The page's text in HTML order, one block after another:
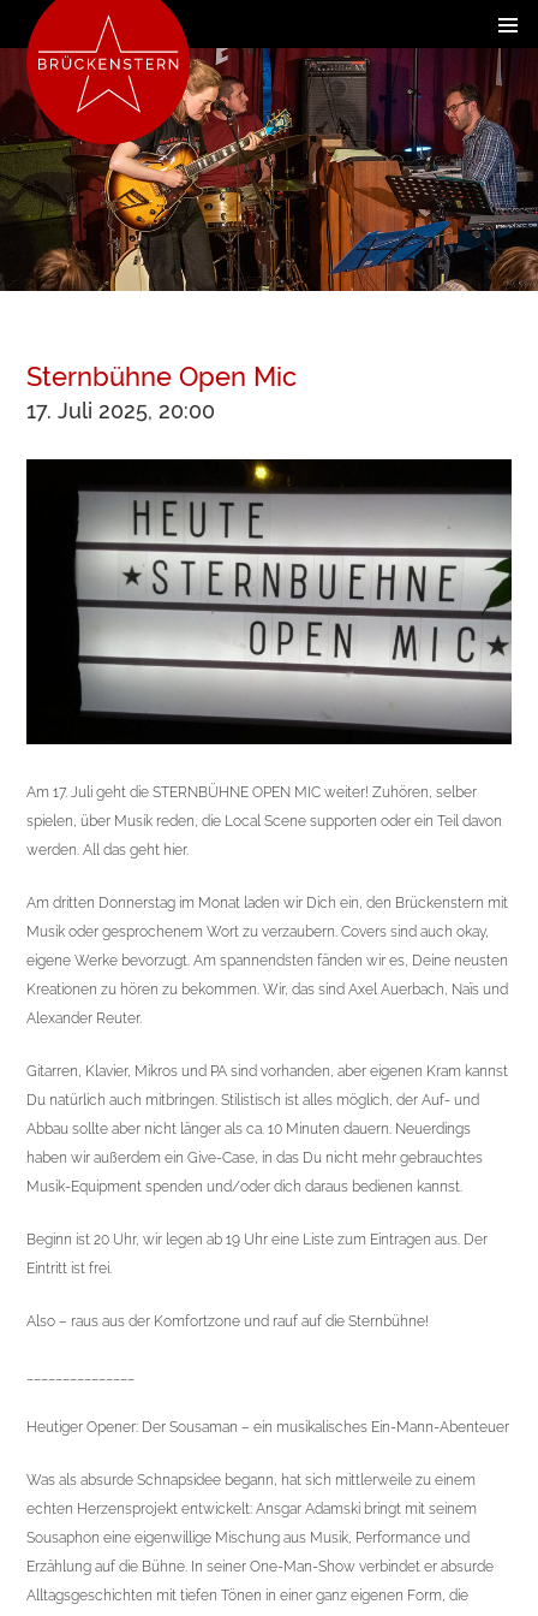
Sternbühne Open Mic
17. Juli 2025, 20:00
Am 17. Juli geht die STERNBÜHNE OPEN MIC weiter! Zuhören, selber
spielen, über Musik reden, die Local Scene supporten oder ein Teil davon
werden. All das geht hier.
Am dritten Donnerstag im Monat laden wir Dich ein, den Brückenstern mit
Musik oder gesprochenem Wort zu verzaubern. Covers sind auch okay,
eigene Werke bevorzugt. Am spannendsten fänden wir es, Deine neusten
Kreationen zu hören zu bekommen. Wir, das sind Axel Auerbach, Naïs und
Alexander Reuter.
Gitarren, Klavier, Mikros und PA sind vorhanden, aber eigenen Kram kannst
Du natürlich auch mitbringen. Stilistisch ist alles möglich, der Auf- und
Abbau sollte aber nicht länger als ca. 10 Minuten dauern. Neuerdings
haben wir außerdem ein Give-Case, in das Du nicht mehr gebrauchtes
Musik-Equipment spenden und/oder dich daraus bedienen kannst.
Beginn ist 20 Uhr, wir legen ab 19 Uhr eine Liste zum Eintragen aus. Der
Eintritt ist frei.
Also – raus aus der Komfortzone und rauf auf die Sternbühne!
Heutiger Opener: Der Sousaman – ein musikalisches Ein-Mann-Abenteuer
Was als absurde Schnapsidee begann, hat sich mittlerweile zu einem
echten Herzensprojekt entwickelt: Ansgar Adamski bringt mit seinem
Sousaphon eine eigenwillige Mischung aus Musik, Performance und
Erzählung auf die Bühne. In seiner One-Man-Show verbindet er absurde
Alltagsgeschichten mit tiefen Tönen in einer ganz eigenen Form, die